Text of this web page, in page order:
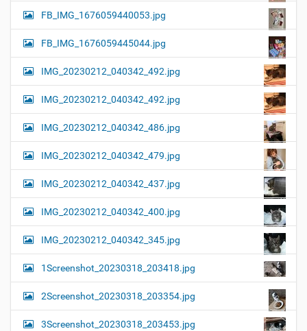
FB_IMG_1676059440053.jpg
FB_IMG_1676059445044.jpg
IMG_20230212_040342_492.jpg
IMG_20230212_040342_492.jpg
IMG_20230212_040342_486.jpg
IMG_20230212_040342_479.jpg
IMG_20230212_040342_437.jpg
IMG_20230212_040342_400.jpg
IMG_20230212_040342_345.jpg
1Screenshot_20230318_203418.jpg
2Screenshot_20230318_203354.jpg
3Screenshot_20230318_203453.jpg